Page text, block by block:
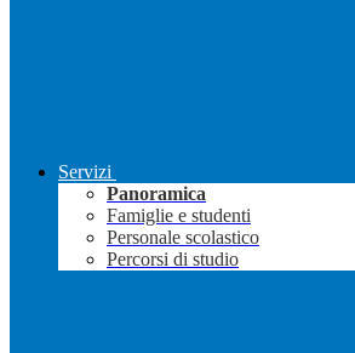
Servizi
Panoramica
Famiglie e studenti
Personale scolastico
Percorsi di studio